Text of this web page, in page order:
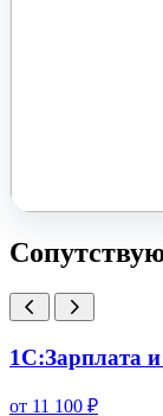
1С:Зарплата
от 11 100 ₽